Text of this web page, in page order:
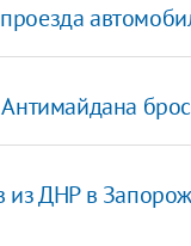
из ДНР в